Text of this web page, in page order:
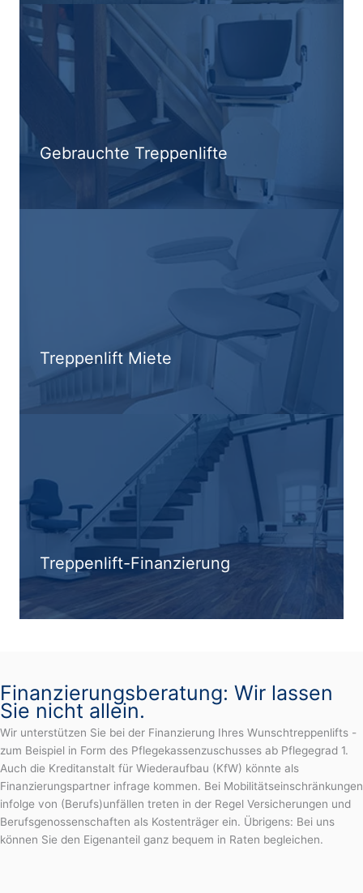
Gebrauchte Treppenlifte
Treppenlift Miete
Treppenlift-Finanzierung
Finanzierungsberatung: Wir lassen
Sie nicht allein.
Wir unterstützen Sie bei der Finanzierung Ihres Wunschtreppenlifts -
zum Beispiel in Form des Pflegekassenzuschusses ab Pflegegrad 1.
Auch die Kreditanstalt für Wiederaufbau (KfW) könnte als
Finanzierungspartner infrage kommen. Bei Mobilitätseinschränkungen
infolge von (Berufs)unfällen treten in der Regel Versicherungen und
Berufsgenossenschaften als Kostenträger ein. Übrigens: Bei uns
können Sie den Eigenanteil ganz bequem in Raten begleichen.